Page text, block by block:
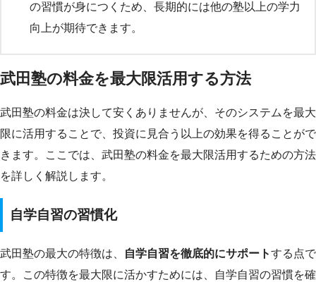
の習慣が身につくため、長期的には他の塾以上の学力
向上が期待できます。
武田塾の料金を最大限活用する方法
武田塾の料金は決して安くありませんが、そのシステムを最大
限に活用することで、投資に見合う以上の効果を得ることがで
きます。ここでは、武田塾の料金を最大限活用するための方法
を詳しく解説します。
自学自習の習慣化
武田塾の最大の特徴は、 自学自習を徹底的にサポートする点で
す。この特徴を最大限に活かすためには、自学自習の習慣を確